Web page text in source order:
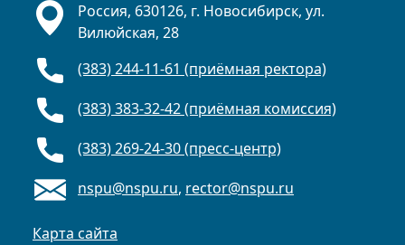
Россия, 630126, г. Новосибирск, ул.
Вилюйская, 28
(383) 244-11-61 (приёмная ректора)
(383) 383-32-42 (приёмная комиссия)
(383) 269-24-30 (пресс-центр)
nspu@nspu.ru, rector@nspu.ru
Карта сайта